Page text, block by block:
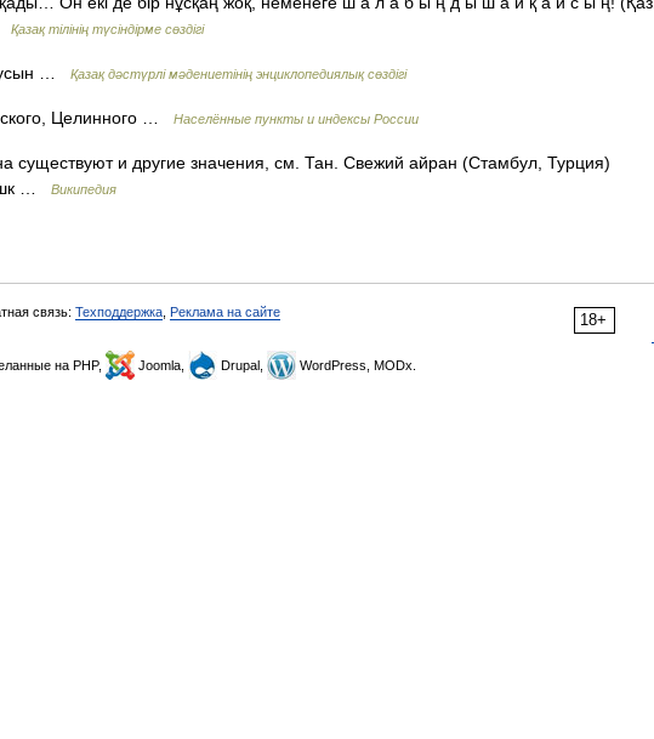
Қазақ тілінің түсіндірме сөздігі
… Қазақ дәстүрлі мәдениетінің энциклопедиялық сөздігі
Целинного … Населённые пункты и индексы России
существуют и другие значения, см. Тан. Свежий айран (Стамбул, Турция)
…
Википедия
18+
связь: Техподдержка Реклама на сайте
на PHP, Joomla, Drupal, WordPress, MODx.